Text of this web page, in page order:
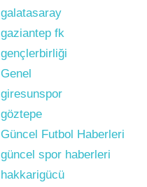
galatasaray
gaziantep fk
gençlerbirliği
Genel
giresunspor
göztepe
Güncel Futbol Haberleri
güncel spor haberleri
hakkarigücü